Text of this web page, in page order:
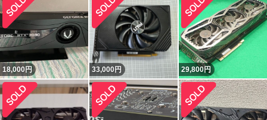
18,000円 33,000円 29,800円